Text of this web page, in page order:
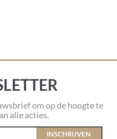
om op de hoogte te
alle acties.
INSCHRIJVEN